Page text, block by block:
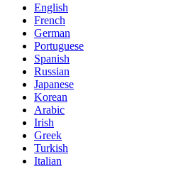
English
French
German
Portuguese
Spanish
Russian
Japanese
Korean
Arabic
Irish
Greek
Turkish
Italian